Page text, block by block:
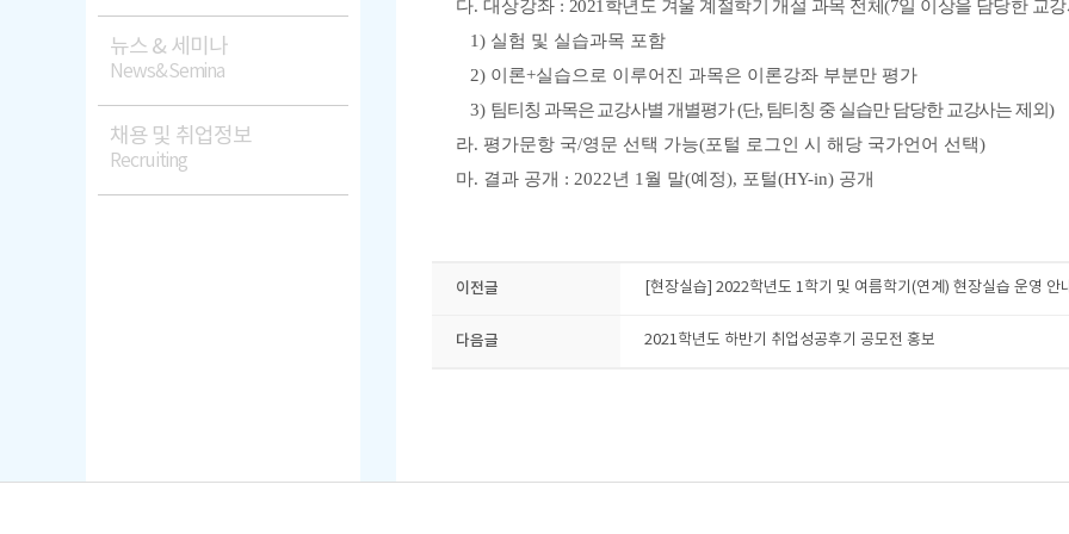
뉴스 & 세미나
News&Semina
채용 및 취업정보
Recruiting
다. 대상강좌 : 2021 학년도 겨울 계절학기 개설 과목 전체(7일 이상을 담당한 교
1) 실험 및 실습과목 포함
2) 이론+실습으로 이루어진 과목은 이론강좌 부분만 평가
3) 팀티칭 과목은 교강사별 개별평가(단, 팀티칭 중 실습만 담당한 교강사는 제외)
라. 평가문항 국/영문 선택 가능(포털 로그인 시 해당 국가언어 선택)
마. 결과 공개 : 2022년 1 월 말(예정), 포털(HY-in) 공개
이전글 [현장실습] 2022학년도 1학기 및 여름학기(연계) 현장실습 운영 안
다음글 2021학년도 하반기 취업성공후기 공모전 홍보